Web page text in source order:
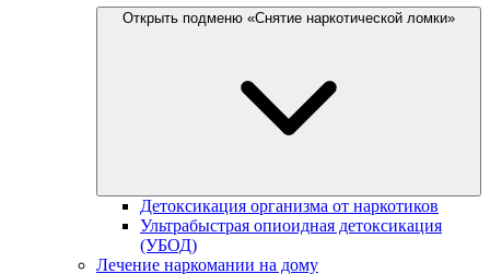
Открыть подменю «Снятие наркотической ломки»
Детоксикация организма от наркотиков
Ультрабыстрая опиоидная детоксикация
(УБОД)
Лечение наркомании на дому